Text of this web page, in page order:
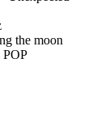
the moon